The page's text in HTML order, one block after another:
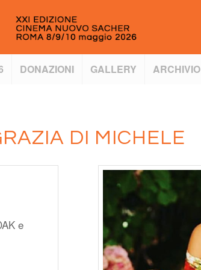
DONAZIONI GALLERY ARCHIVIO
DI MICHELE
e